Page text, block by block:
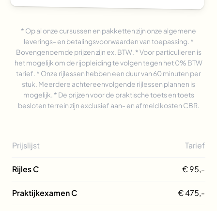
* Op al onze cursussen en pakketten zijn onze algemene
leverings- en betalingsvoorwaarden van toepassing. *
Bovengenoemde prijzen zijn ex. BTW. * Voor particulieren is
het mogelijk om de rijopleiding te volgen tegen het 0% BTW
tarief. * Onze rijlessen hebben een duur van 60 minuten per
stuk. Meerdere achtereenvolgende rijlessen plannen is
mogelijk. * De prijzen voor de praktische toets en toets
besloten terrein zijn exclusief aan- en afmeld kosten CBR.
Prijslijst Tarief
Rijles C € 95,-
Praktijkexamen C € 475,-